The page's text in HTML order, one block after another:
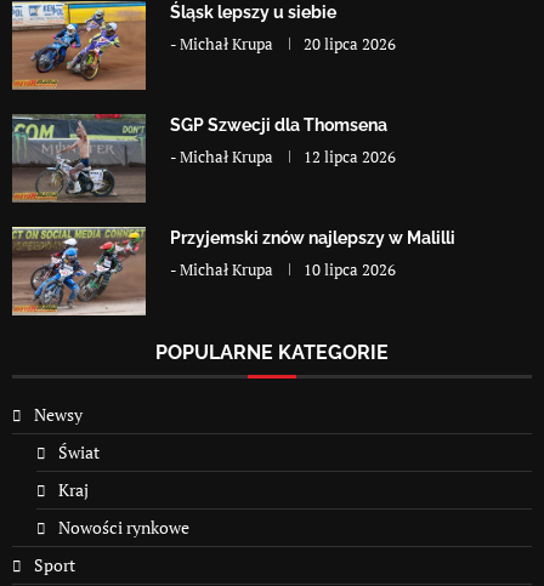
Śląsk lepszy u siebie
-Michał Krupa 20 lipca 2026
SGP Szwecji dla Thomsena
-Michał Krupa 12 lipca 2026
Przyjemski znów najlepszy w Malilli
-Michał Krupa 10 lipca 2026
POPULARNE KATEGORIE
Newsy
Świat
Kraj
Nowości rynkowe
Sport